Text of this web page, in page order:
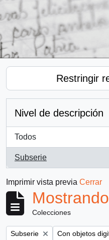
Restringir
Nivel de descripción
Todos
Subserie
, 1 resultados
Imprimir vista previa Cerrar
Colecciones
Remove filter:
Subserie Remove filter:
Con objetos